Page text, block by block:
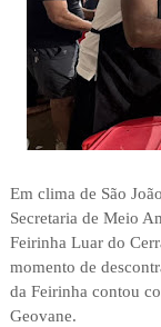
Em clima de São
Secretaria de Meio
Feirinha Luar do
momento de
da Feirinha contou
Geovane.